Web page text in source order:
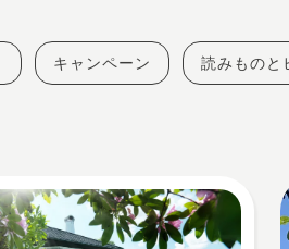
キャンペーン 読みものと